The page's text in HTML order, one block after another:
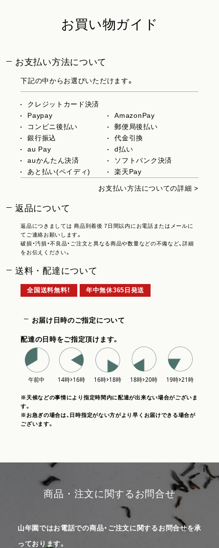
お買い物ガイド
お支払い方法について
下記の中からお選びいただけます。
クレジットカード決済
Paypay
AmazonPay
コンビニ後払い
郵便局後払い
銀行振込
代金引換
au Pay
d払い
auかんたん決済
ソフトバンク決済
あと払い(ペイディ)
楽天Pay
お支払い方法についての詳細 >
返品について
返品につきましては 商品到着後 7日間以内にお電話またはメールに
てご連絡お願いします。
破損・汚損・不良品・ご注文と異なる商品や数量などの不備など、詳細
をお伝えください。
送料・配達について
全国送料無料！ 年中無休365日発送
お届け日時のご指定について
配達の日時をご指定頂けます。
※天候などの事情により指定時間内に配達が出来ない場合がございま
す。
※お急ぎの場合は、日時指定がない方がより早くお届けできる場合が
ございます。
商品・注文に関するお問合せ
山年園ではお電話での商品・ご注文に関するお問合せを承
っております。